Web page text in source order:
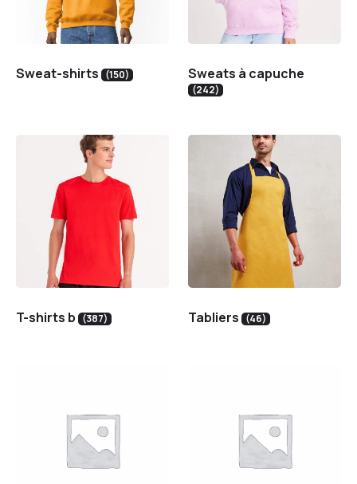
Sweat-shirts (150) Sweats à capuche
(242)
T-shirts b (387) Tabliers (46)